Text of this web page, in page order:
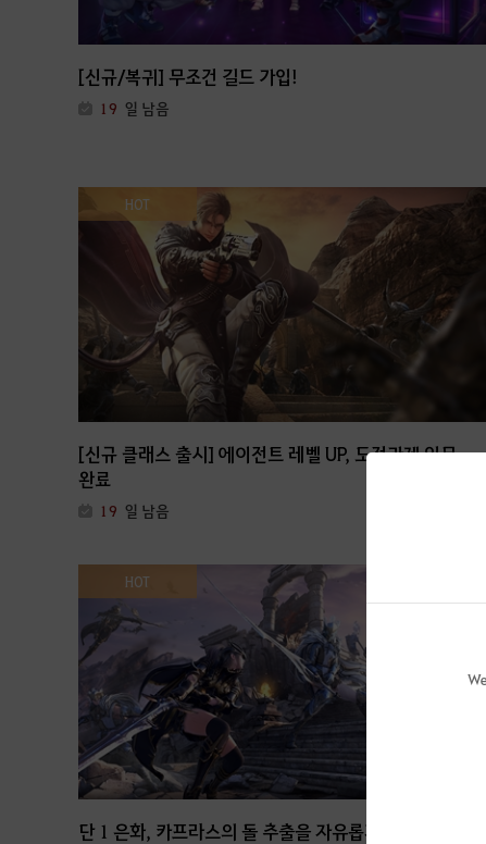
[신규/복귀] 무조건 길드 가입!
19 일 남음
HOT
[신규 클래스 출시] 에이전트 레벨 UP, 도전과제 임무
완료
19 일 남음
HOT
단 1 은화, 카프라스의 돌 추출을 자유롭게!